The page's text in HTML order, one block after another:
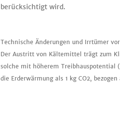
berücksichtigt wird.
Technische Änderungen und Irrtümer
Der Austritt von Kältemittel trägt zum
solche mit höherem Treibhauspotential
die Erderwärmung als 1 kg CO2,